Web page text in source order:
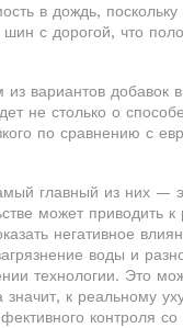
в дождь,
с дорогой, что
вариантов добавок
не столько о
по сравнению с
главный из них —
может приводить к
негативное
воды и
технологии. Это
к реальному
контроля со